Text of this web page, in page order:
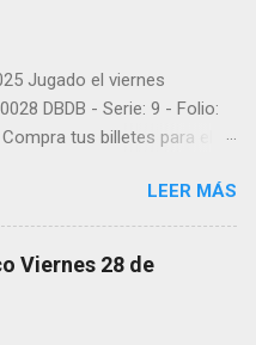
Jugado el viernes
DBDB - Serie: 9 - Folio:
tus billetes para el
- En Twitter:
facebook.com/balotas
LEER MÁS
Viernes 28 de